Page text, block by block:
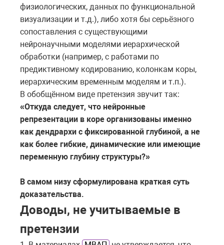
физиологических, данных по функциональной
визуализации и т.д.), либо хотя бы серьёзного
сопоставления с существующими
нейронаучными моделями иерархической
обработки (например, с работами по
предиктивному кодированию, колонкам коры,
иерархическим временным моделям и т.п.).
В обобщённом виде претензия звучит так:
«Откуда следует, что нейронные
репрезентации в коре организованы именно
как дендрархи с фиксированной глубиной, а не
как более гибкие, динамические или имеющие
переменную глубину структуры?»
В самом низу сформулирована краткая суть
доказательства.
Доводы, не учитываемые в
претензии